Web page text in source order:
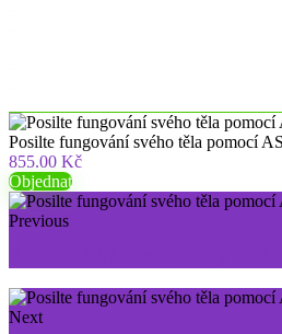
Posilte fungování svého těla pomocí
855.00 Kč
Objednat
Previous
Next